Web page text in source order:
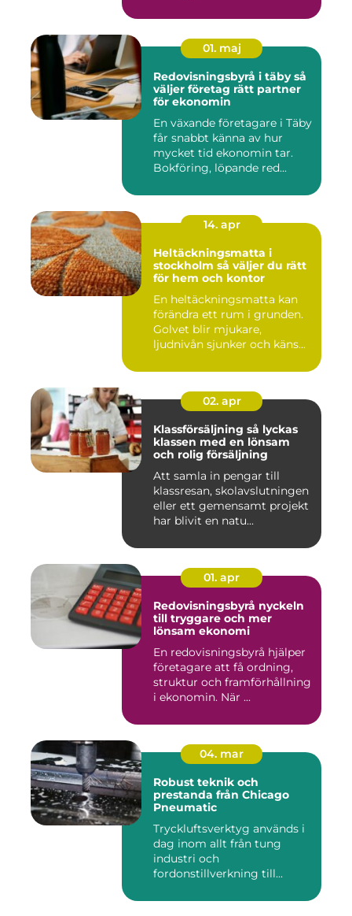
01. maj
Redovisningsbyrå i täby så
väljer företag rätt partner
för ekonomin
En växande företagare i Täby
får snabbt känna av hur
mycket tid ekonomin tar.
Bokföring, löpande red...
14. apr
Heltäckningsmatta i
stockholm så väljer du rätt
för hem och kontor
En heltäckningsmatta kan
förändra ett rum i grunden.
Golvet blir mjukare,
ljudnivån sjunker och käns...
02. apr
Klassförsäljning så lyckas
klassen med en lönsam
och rolig försäljning
Att samla in pengar till
klassresan, skolavslutningen
eller ett gemensamt projekt
har blivit en natu...
01. apr
Redovisningsbyrå nyckeln
till tryggare och mer
lönsam ekonomi
En redovisningsbyrå hjälper
företagare att få ordning,
struktur och framförhållning
i ekonomin. När ...
04. mar
Robust teknik och
prestanda från Chicago
Pneumatic
Tryckluftsverktyg används i
dag inom allt från tung
industri och
fordonstillverkning till...